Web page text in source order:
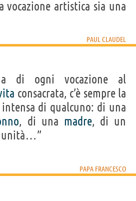
vocazione artistica sia una
PAUL CLAUDEL
di ogni vocazione al
consacrata, c’è sempre la
di qualcuno: di una
, di una madre, di un
PAPA FRANCESCO